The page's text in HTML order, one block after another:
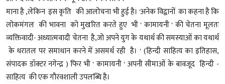
माना है ,लेकिन इस कृति की आलोचना भी हुई है। 'अनेक विद्वानों का कहना है कि
लोकमंगल की भावना को मुखरित करते हुए भी ' कामायनी ' की चेतना मूलतः
व्यक्तिवादी- अध्यात्मवादी चेतना है,जो अपने युग के यथार्थ की समस्याओं का यथार्थ
के धरातल पर समाधान करने में असमर्थ रही है। ' (हिन्दी साहित्य का इतिहास,
संपादक डॉक्टर नगेन्द्र ) फिर भी ' कामायनी ' अपनी सीमाओं के बावजूद हिन्दी -
साहित्य की एक गौरवशाली उपलब्धि है।